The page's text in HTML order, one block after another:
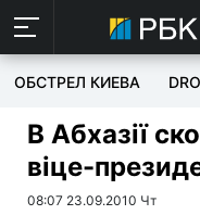
ОБСТРЕЛ КИЕВА
В Абхазії
віце-
08:07 23.09.2010 Чт